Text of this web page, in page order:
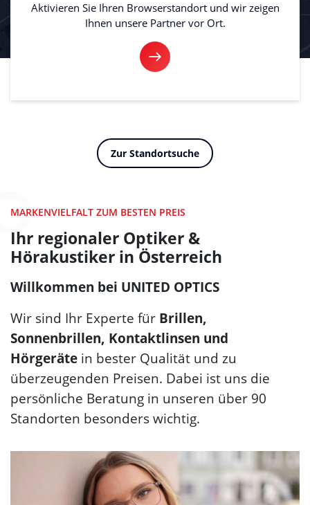
Aktivieren Sie Ihren Browserstandort und wir zeigen
Ihnen unsere Partner vor Ort.
Zur Standortsuche
MARKENVIELFALT ZUM BESTEN PREIS
Ihr regionaler Optiker &
Hörakustiker in Österreich
Willkommen bei UNITED OPTICS
Wir sind Ihr Experte für Brillen,
Sonnenbrillen, Kontaktlinsen und
Hörgeräte in bester Qualität und zu
überzeugenden Preisen. Dabei ist uns die
persönliche Beratung in unseren über 90
Standorten besonders wichtig.